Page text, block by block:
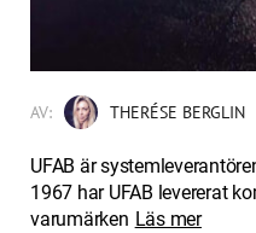
AV: THERÉSE BERGLIN
UFAB är
1967 har UFAB levererat
varumärken Läs mer